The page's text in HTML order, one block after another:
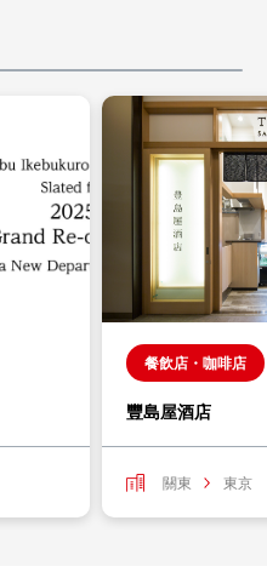
餐飲店・咖啡店
豐島屋酒店
關東 東京